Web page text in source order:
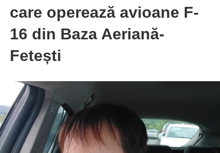
care operează avioane F-
16 din Baza Aeriană-
Fetești